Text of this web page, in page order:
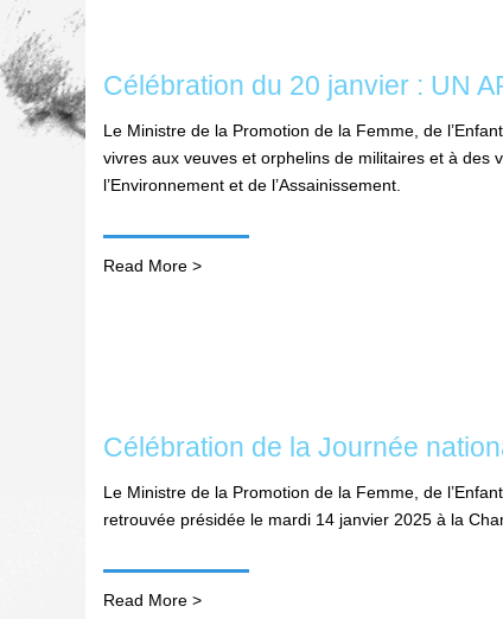
Célébration du 20 janvier : UN
Le Ministre de la Promotion de la Femme, de
vivres aux veuves et orphelins de militaires et à des
l’Environnement et de l’Assainissement.
Read More >
Célébration de la Journée
Le Ministre de la Promotion de la Femme, de
retrouvée présidée le mardi 14 janvier 2025 à la
Read More >